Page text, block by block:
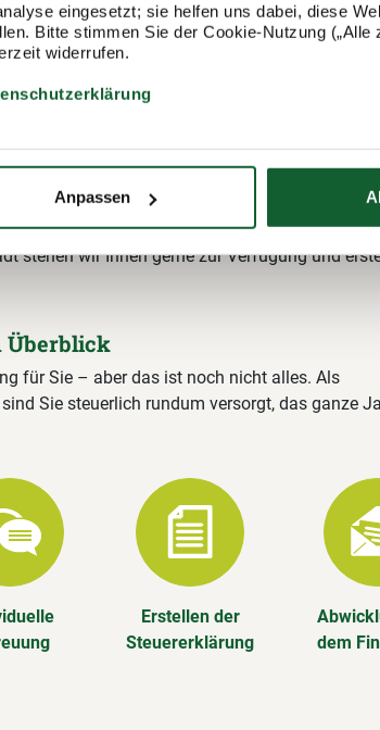
eingesetzt; sie helfen uns dabei, diese
Bitte stimmen Sie der Cookie-Nutzung („Alle
widerrufen.
Anpassenist mit rund 400.000 Mitgliedern und
größten Lohnsteuerhilfevereine Deutschlands.
stehen wir Ihnen gerne zur Verfügung und
Überblick
für Sie – aber das ist noch nicht alles. Als
Sie steuerlich rundum versorgt, das ganze
Erstellen der
Steuererklärung
dem